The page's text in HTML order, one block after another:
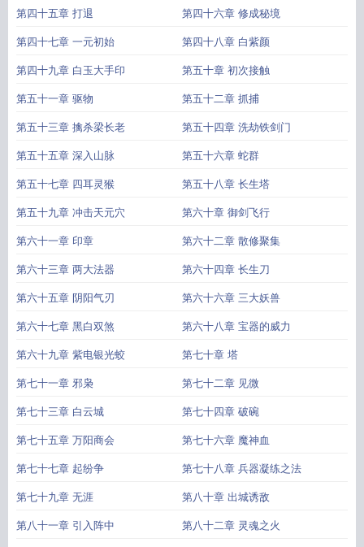
第四十五章 打退 第四十六章 修成秘境
第四十七章 一元初始 第四十八章 白紫颜
第四十九章 白玉大手印 第五十章 初次接触
第五十一章 驱物 第五十二章 抓捕
第五十三章 擒杀梁长老 第五十四章 洗劫铁剑门
第五十五章 深入山脉 第五十六章 蛇群
第五十七章 四耳灵猴 第五十八章 长生塔
第五十九章 冲击天元穴 第六十章 御剑飞行
第六十一章 印章 第六十二章 散修聚集
第六十三章 两大法器 第六十四章 长生刀
第六十五章 阴阳气刃 第六十六章 三大妖兽
第六十七章 黑白双煞 第六十八章 宝器的威力
第六十九章 紫电银光蛟 第七十章 塔
第七十一章 邪枭 第七十二章 见微
第七十三章 白云城 第七十四章 破碗
第七十五章 万阳商会 第七十六章 魔神血
第七十七章 起纷争 第七十八章 兵器凝练之法
第七十九章 无涯 第八十章 出城诱敌
第八十一章 引入阵中 第八十二章 灵魂之火